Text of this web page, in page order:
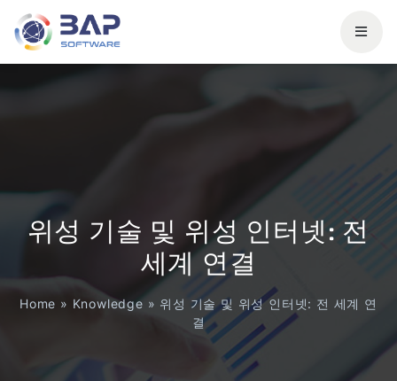
위성 기술 및 위성 인터넷: 전
세계 연결
Home » Knowledge » 위성 기술 및 위성 인터넷: 전 세계 연
결